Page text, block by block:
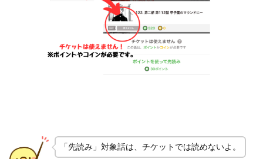
「先読み」対象話は、チケットでは読めないよ。